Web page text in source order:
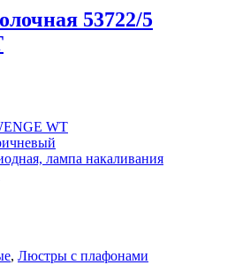
53722/5
WT
лампа накаливания
, Люстры с плафонами